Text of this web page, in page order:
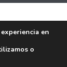
en
o